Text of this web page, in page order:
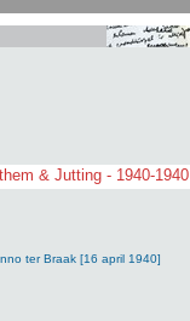
& Jutting - 1940-1940
ter Braak [16 april 1940]